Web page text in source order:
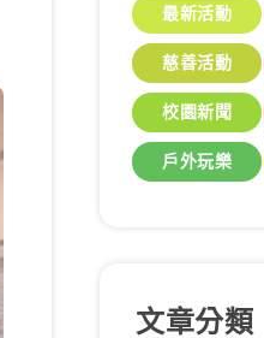
最新活動
慈善活動
校園新聞
戶外玩樂
文章分類